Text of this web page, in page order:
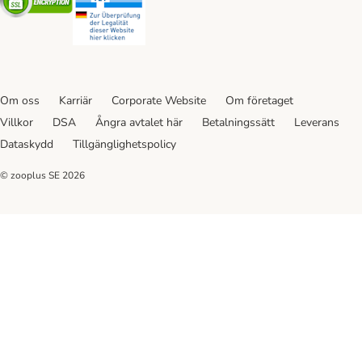
Om oss Karriär Corporate Website
Om företaget
Villkor
DSA Ångra avtalet här Betalningssätt
Leverans
Dataskydd
Tillgänglighetspolicy
© zooplus SE 2026